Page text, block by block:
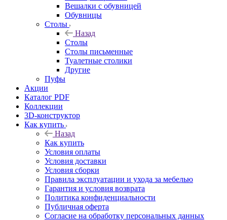
Вешалки с обувницей
Обувницы
Столы
Назад
Столы
Столы письменные
Туалетные столики
Другие
Пуфы
Акции
Каталог PDF
Коллекции
3D-конструктор
Как купить
Назад
Как купить
Условия оплаты
Условия доставки
Условия сборки
Правила эксплуатации и ухода за мебелью
Гарантия и условия возврата
Политика конфиденциальности
Публичная оферта
Согласие на обработку персональных данных